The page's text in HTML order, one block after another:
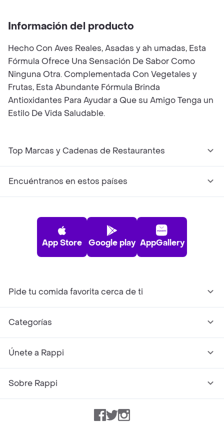
Información del producto
Hecho Con Aves Reales, Asadas y ah umadas, Esta
Fórmula Ofrece Una Sensación De Sabor Como
Ninguna Otra. Complementada Con Vegetales y
Frutas, Esta Abundante Fórmula Brinda
Antioxidantes Para Ayudar a Que su Amigo Tenga un
Estilo De Vida Saludable.
Top Marcas y Cadenas de Restaurantes
Encuéntranos en estos países
App Store Google play AppGallery
Pide tu comida favorita cerca de ti
Categorías
Únete a Rappi
Sobre Rappi
Facebook
TwitterInstagram